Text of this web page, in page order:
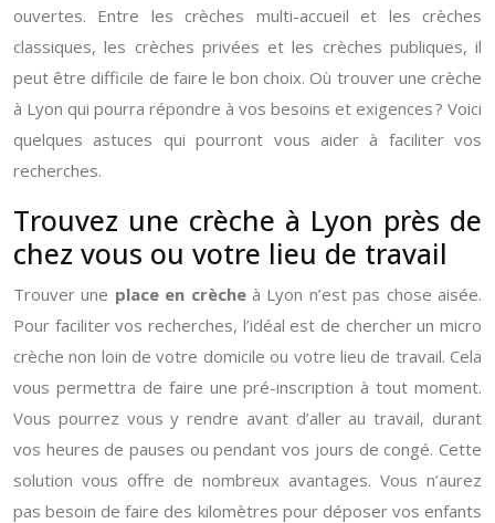
ouvertes. Entre les crèches multi-accueil et les crèches
classiques, les crèches privées et les crèches publiques, il
peut être difficile de faire le bon choix. Où trouver une crèche
à Lyon qui pourra répondre à vos besoins et exigences ? Voici
quelques astuces qui pourront vous aider à faciliter vos
recherches.
Trouvez une crèche à Lyon près de
chez vous ou votre lieu de travail
Trouver une place en crècheà Lyon n’est pas chose aisée.
Pour faciliter vos recherches, l’idéal est de chercher un micro
crèche non loin de votre domicile ou votre lieu de travail. Cela
vous permettra de faire une pré-inscription à tout moment.
Vous pourrez vous y rendre avant d’aller au travail, durant
vos heures de pauses ou pendant vos jours de congé. Cette
solution vous offre de nombreux avantages. Vous n’aurez
pas besoin de faire des kilomètres pour déposer vos enfants